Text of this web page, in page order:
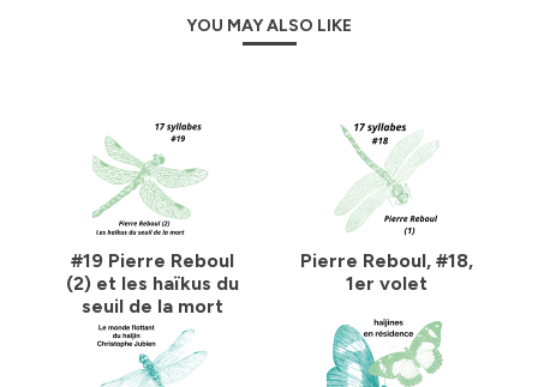
YOU MAY ALSO LIKE
#19 Pierre Reboul
(2) et les haïkus du
seuil de la mort
Pierre Reboul, #18,
1er volet